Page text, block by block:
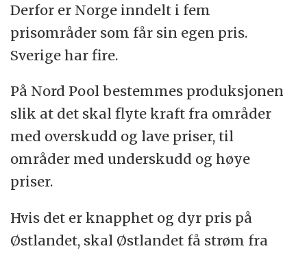
Derfor er Norge inndelt i fem
prisområder som får sin egen pris.
Sverige har fire.
På Nord Pool bestemmes produksjonen
slik at det skal flyte kraft fra områder
med overskudd og lave priser, til
områder med underskudd og høye
priser.
Hvis det er knapphet og dyr pris på
Østlandet, skal Østlandet få strøm fra